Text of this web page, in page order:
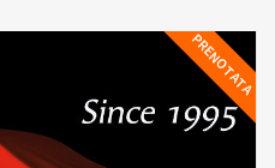
PRENOTATA